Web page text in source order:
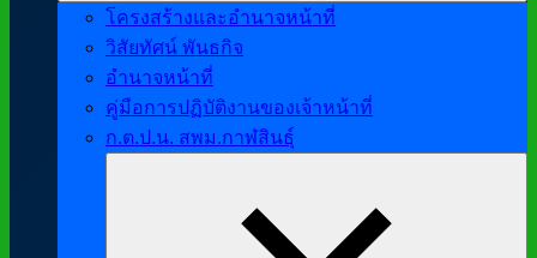
โครงสร้างและอำนาจหน้าที่
วิสัยทัศน์ พันธกิจ
อำนาจหน้าที่
คู่มือการปฏิบัติงานของเจ้าหน้าที่
ก.ต.ป.น. สพม.กาฬสินธุ์